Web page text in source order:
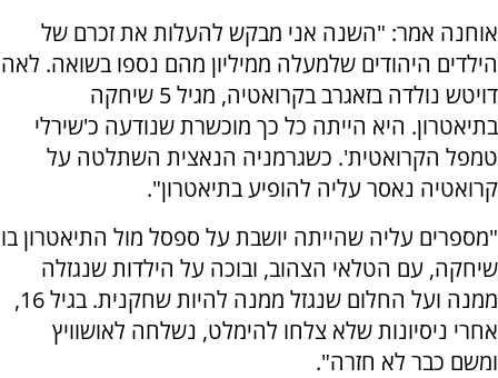
אוחנה אמר: "השנה אני מבקש להעלות את זכרם של
הילדים היהודים שלמעלה ממיליון מהם נספו בשואה. לאה
דויטש נולדה בזאגרב בקרואטיה, מגיל 5 שיחקה
בתיאטרון. היא הייתה כל כך מוכשרת שנודעה כ'שירלי
טמפל הקרואטית'. כשגרמניה הנאצית השתלטה על
קרואטיה נאסר עליה להופיע בתיאטרון".
"מספרים עליה שהייתה יושבת על ספסל מול התיאטרון בו
שיחקה, עם הטלאי הצהוב, ובוכה על הילדות שנגזלה
ממנה ועל החלום שנגזל ממנה להיות שחקנית. בגיל 16,
אחרי ניסיונות שלא צלחו להימלט, נשלחה לאושוויץ
ומשם כבר לא חזרה".